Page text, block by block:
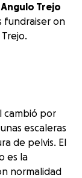
Trejo
fundraiser on
cambió por
escaleras
de pelvis. El
es la
normalidad